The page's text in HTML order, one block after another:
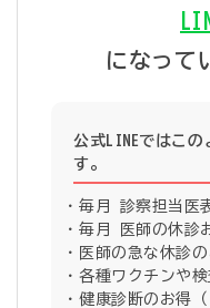
になって
公式LINEではこ
す。
毎月 診察担当医
毎月 医師の休診
医師の急な休診
各種ワクチンや
健康診断のお得